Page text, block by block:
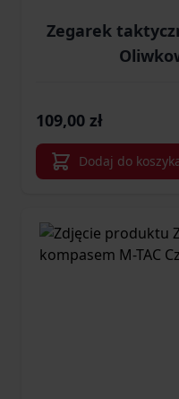
Zegarek
109,00 zł
Dodaj do